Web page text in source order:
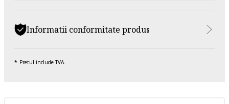
Informatii conformitate produs
Pretul include TVA.